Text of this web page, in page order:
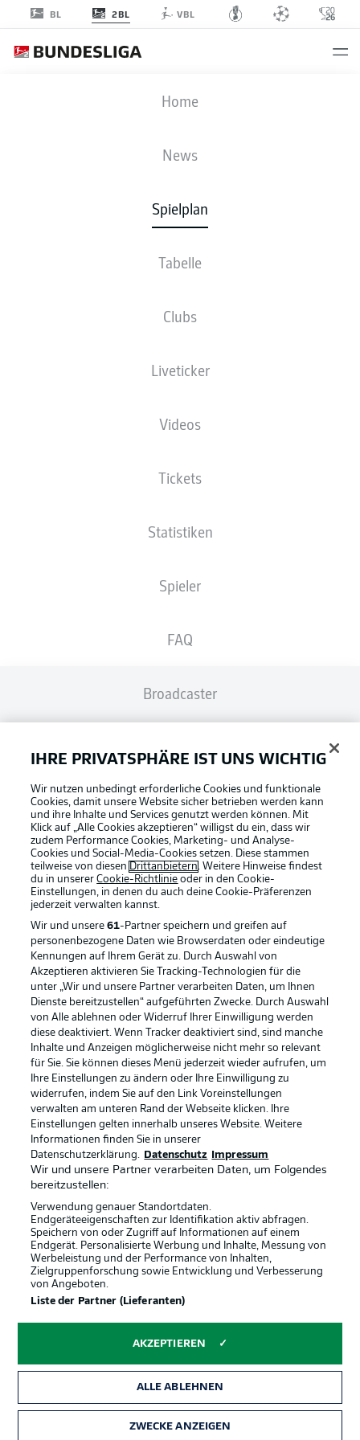
BL 2BL VBL
Home
News
Spielplan
Tabelle
Clubs
Liveticker
Videos
Tickets
Statistiken
Spieler
FAQ
Broadcaster
Bundesliga App
Fantasy Manager
#BundesligaWIRKT
Common Ground
Mitfahrportal
BUNDESLIGA-GRUPPE
Sprachauswahl
Deutsch Anzeige Modus
Login
BSC
0 1
AUFSTELLUNGEN
Football as it's meant to be
BUNDESLIGA APP
Offizielle Partner
IHRE PRIVATSPHÄRE IST UNS WICHTIG
Wir nutzen unbedingt erforderliche Cookies und funktionale
Cookies, damit unsere Website sicher betrieben werden kann
und ihre Inhalte und Services genutzt werden können. Mit
Klick auf „Alle Cookies akzeptieren“ willigst du ein, dass wir
zudem Performance Cookies, Marketing- und Analyse-
Cookies und Social-Media-Cookies setzen. Diese stammen
teilweise von diesen Drittanbietern. Weitere Hinweise findest
du in unsererCookie-Richtlinie oder in den Cookie-
Einstellungen, in denen du auch deine Cookie-Präferenzen
jederzeit verwalten kannst.
Wir und unsere61-Partner speichern und greifen auf
personenbezogene Daten wie Browserdaten oder eindeutige
Kennungen auf Ihrem Gerät zu. Durch Auswahl von
Akzeptieren aktivieren Sie Tracking-Technologien für die
unter „Wir und unsere Partner verarbeiten Daten, um Ihnen
Dienste bereitzustellen“ aufgeführten Zwecke. Durch Auswahl
von Alle ablehnen oder Widerruf Ihrer Einwilligung werden
diese deaktiviert. Wenn Tracker deaktiviert sind, sind manche
Inhalte und Anzeigen möglicherweise nicht mehr so relevant
für Sie. Sie können dieses Menü jederzeit wieder aufrufen, um
Ihre Einstellungen zu ändern oder Ihre Einwilligung zu
widerrufen, indem Sie auf den Link Voreinstellungen
verwalten am unteren Rand der Webseite klicken. Ihre
Einstellungen gelten innerhalb unseres Website. Weitere
Informationen finden Sie in unserer
Datenschutzerklärung.
Datenschutz Impressum
Wir und unsere Partner verarbeiten Daten, um Folgendes
bereitzustellen:
Verwendung genauer Standortdaten.
Endgeräteeigenschaften zur Identifikation aktiv abfragen.
Speichern von oder Zugriff auf Informationen auf einem
Endgerät. Personalisierte Werbung und Inhalte, Messung von
Werbeleistung und der Performance von Inhalten,
Zielgruppenforschung sowie Entwicklung und Verbesserung
von Angeboten.
Liste der Partner (Lieferanten)
AKZEPTIEREN
ALLE ABLEHNEN
ZWECKE ANZEIGEN